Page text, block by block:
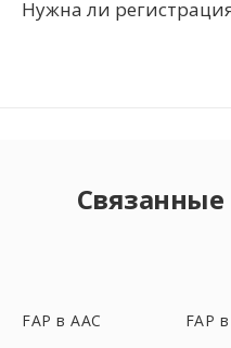
Нужна ли
FAP в AAC FAP